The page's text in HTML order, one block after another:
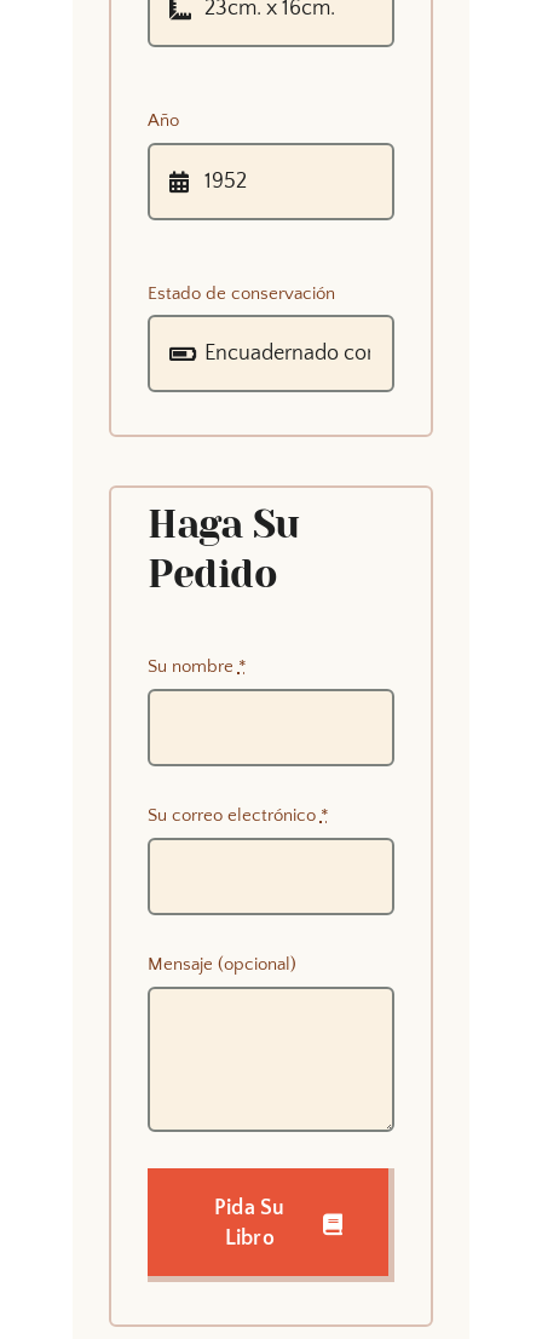
Año
Estado de conservación
Haga Su
Pedido
Su nombre *
Su correo electrónico *
Mensaje (opcional)
Pida Su
Libro